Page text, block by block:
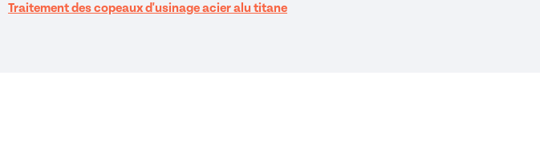
Traitement des copeaux d'usinage acier alu titane